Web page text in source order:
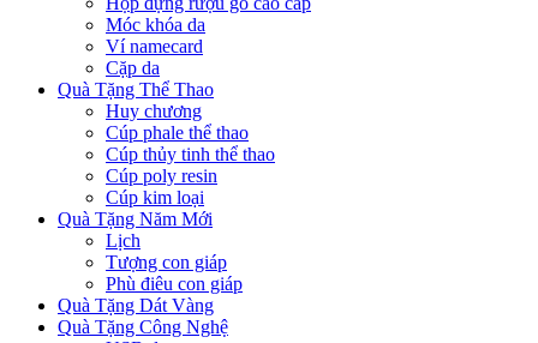
Móc khóa da
Ví namecard
Cặp da
Quà Tặng Thể Thao
Huy chương
Cúp phale thể thao
Cúp thủy tinh thể thao
Cúp poly resin
Cúp kim loại
Quà Tặng Năm Mới
Lịch
Tượng con giáp
Phù điêu con giáp
Quà Tặng Dát Vàng
Quà Tặng Công Nghệ